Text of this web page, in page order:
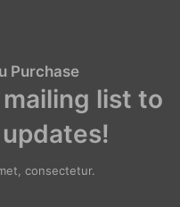
Purchase
list to
consectetur.